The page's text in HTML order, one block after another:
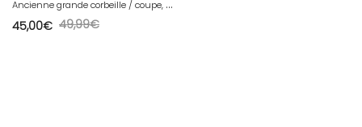
A
ncienne grande corbeille / coupe, Stoyanov, vintage
49,99€
45,00€